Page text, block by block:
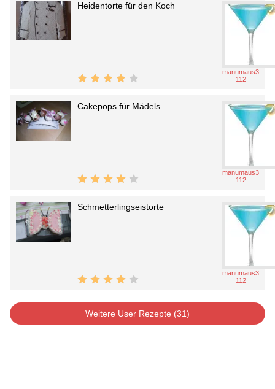
manumaus3
112
Heidentorte für den Koch
manumaus3
112
Cakepops für Mädels
manumaus3
112
Schmetterlingseistorte
Weitere User Rezepte (31)